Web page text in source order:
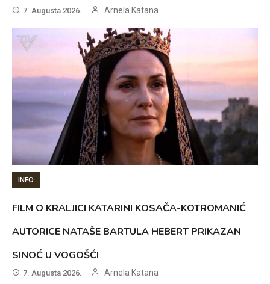
7. Augusta 2026. Arnela Katana
INFO
FILM O KRALJICI KATARINI KOSAČA-KOTROMANIĆ
AUTORICE NATAŠE BARTULA HEBERT PRIKAZAN
SINOĆ U VOGOŠĆI
7. Augusta 2026. Arnela Katana